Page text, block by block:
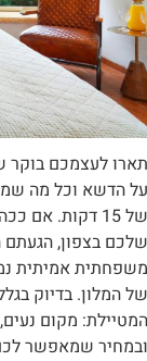
תארו לעצמכם בוקר
על הדשא וכל מה
של 15 דקות.
שלכם בצפון, הגעתם
משפחתית אמיתית
של המלון. בדיוק
המטיילת: מקום
ובמחיר שמאפשר לכם